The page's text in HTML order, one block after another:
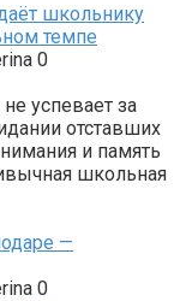
школьнику
темпе
0
успевает за
отставших
и память
школьная
—
0